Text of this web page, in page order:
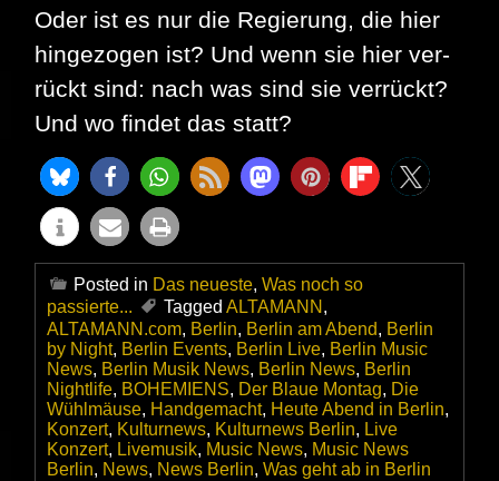
Oder ist es nur die Re­gie­rung, die hier
hingezogen ist? Und wenn sie hier ver­
rückt sind: nach was sind sie verrückt?
Und wo findet das statt?
Posted in Das neueste, Was noch so
passierte...
Tagged ALTAMANN ,
ALTAMANN.com, Berlin, Berlin am Abend, Berlin
by Night, Berlin Events, Berlin Live, Berlin Music
News, Berlin Musik News, Berlin News, Berlin
Nightlife, BOHEMIENS, Der Blaue Montag, Die
Wühlmäuse, Handgemacht, Heute Abend in Berlin,
Konzert, Kulturnews, Kulturnews Berlin, Live
Konzert, Livemusik, Music News, Music News
Berlin, News, News Berlin, Was geht ab in Berlin